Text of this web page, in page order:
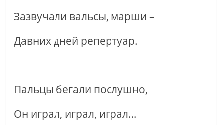
Зазвучали вальсы, марши –
Давних дней репертуар.
Пальцы бегали послушно,
Он играл, играл, играл…